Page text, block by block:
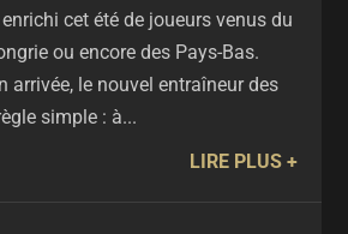
cet été de joueurs venus du
ou encore des Pays-Bas.
arrivée, le nouvel entraîneur des
simple : à...
LIRE PLUS